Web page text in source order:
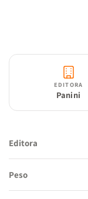
EDITORA
Panini
Editora
Peso